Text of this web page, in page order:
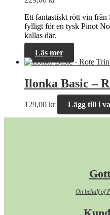
Ett fantastiskt rött vin från
fylligt för en tysk Pinot
kallas där.
Läs mer
Ilonka Basic –
129,00 kr Lägg till i
On behalf of